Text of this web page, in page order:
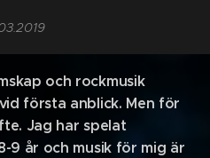
och rockmusik
första anblick. Men för
Jag har spelat
9 år och musik för mig är